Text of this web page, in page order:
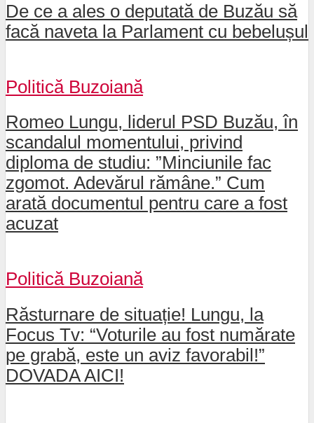
De ce a ales o deputată de Buzău să
facă naveta la Parlament cu bebelușul
Politică Buzoiană
Romeo Lungu, liderul PSD Buzău, în
scandalul momentului, privind
diploma de studiu: ”Minciunile fac
zgomot. Adevărul rămâne.” Cum
arată documentul pentru care a fost
acuzat
Politică Buzoiană
Răsturnare de situație! Lungu, la
Focus Tv: “Voturile au fost numărate
pe grabă, este un aviz favorabil!”
DOVADA AICI!